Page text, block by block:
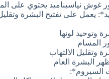
غوش نياسيناميد يحتوي على
يعمل على تفتيح البشرة
وتوحيد لونها
المسام
وتقليل الالتهاب
البشرة العام
السيروم*: